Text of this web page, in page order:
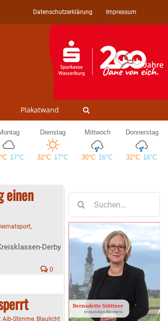
Datenschutzerklärung Impressum
Plakatwand
einen
,
Derby
0
Aib-Stimme, Blaulicht
nach: